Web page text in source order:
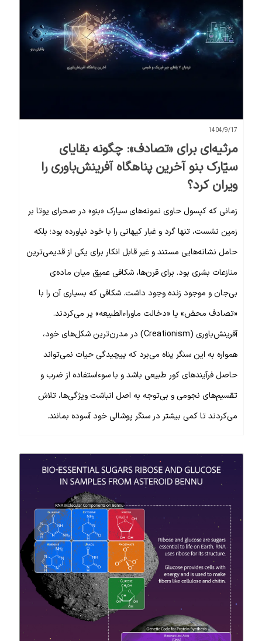
1404/9/17
مرثیه‌ای برای «تصادف»: چگونه بقایای
سیّارک بنو آخرین پناهگاه آفرینش‌باوری را
ویران کرد؟
زمانی که کپسول حاوی نمونه‌های سیارک «بنو» در صحرای یوتا بر
زمین نشست، تنها گرد و غبار کیهانی را با خود نیاورده بود؛ بلکه
حامل نشانه‌هایی مستند و غیر قابل انکار برای یکی از قدیمی‌ترین
منازعات بشری بود. برای قرن‌ها، شکافی عمیق میان ماده‌ی
بی‌جان و موجود زنده وجود داشت. شکافی که بسیاری آن را با
«تصادف محض» یا «دخالت ماوراءالطبیعه» پر می‌کردند.
آفرینش‌باوری (Creationism) در مدرن‌ترین شکل‌های خود،
همواره به این سنگر پناه می‌برد که پیچیدگی حیات نمی‌تواند
حاصل فرآیندهای کور طبیعی باشد و با سوءاستفاده از ضرب و
تقسیم‌های نجومی و بی‌توجه به اصل انباشت ویژگی‌ها، تلاش
می‌کردند تا کمی بیشتر در سنگر پوشالی خود آسوده بمانند.